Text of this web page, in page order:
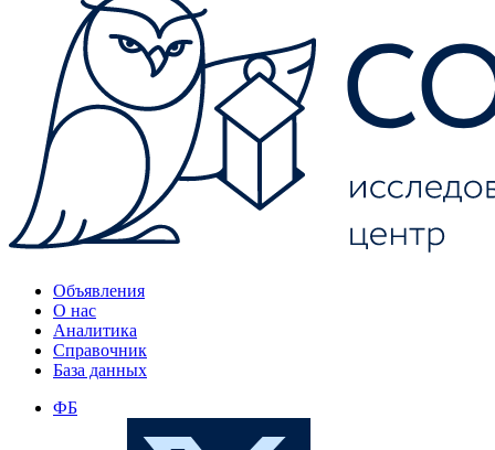
Объявления
О нас
Аналитика
Справочник
База данных
ФБ